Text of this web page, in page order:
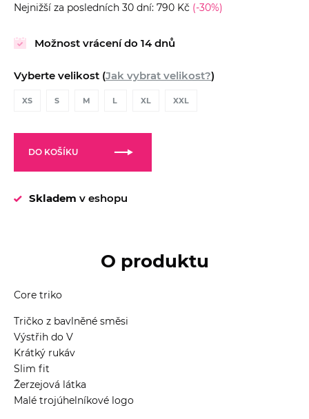
Nejnižší za posledních 30 dní: 790 Kč (-30%)
Možnost vrácení do 14 dnů
Vyberte velikost (Jak vybrat velikost?)
XS S M L XL XXL
DO KOŠÍKU
Skladem v eshopu
O produktu
Core triko
Tričko z bavlněné směsi
Výstřih do V
Krátký rukáv
Slim fit
Žerzejová látka
Malé trojúhelníkové logo